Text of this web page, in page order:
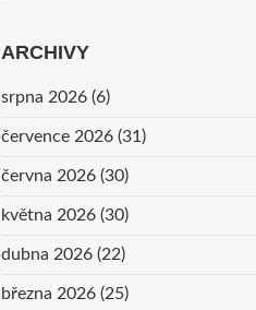
ARCHIVY
srpna 2026 (6)
července 2026 (31)
června 2026 (30)
května 2026 (30)
dubna 2026 (22)
března 2026 (25)